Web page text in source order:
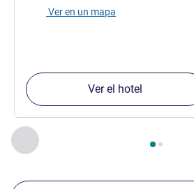
Anterior - Nuestros
Página , Nuestros
Ver en un mapa
Ver el hotel